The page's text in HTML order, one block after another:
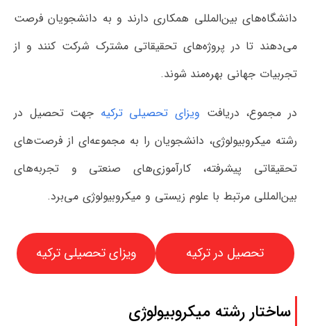
دانشگاه‌های بین‌المللی همکاری دارند و به دانشجویان فرصت
می‌دهند تا در پروژه‌های تحقیقاتی مشترک شرکت کنند و از
تجربیات جهانی بهره‌مند شوند.
در مجموع، دریافت ویزای تحصیلی ترکیه جهت تحصیل در
رشته میکروبیولوژی، دانشجویان را به مجموعه‌ای از فرصت‌های
تحقیقاتی پیشرفته، کارآموزی‌های صنعتی و تجربه‌های
بین‌المللی مرتبط با علوم زیستی و میکروبیولوژی می‌برد.
تحصیل در ترکیه ویزای تحصیلی ترکیه
ساختار رشته میکروبیولوژی